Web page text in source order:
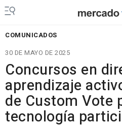
COMUNICADOS
30 DE MAYO DE 2025
Concursos en
aprendizaje
de Custom Vote
tecnología